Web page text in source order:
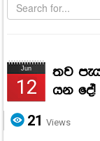
Jun
12
තව
යන
21 Views